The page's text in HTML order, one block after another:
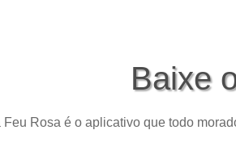
Baixe
Feu Rosa é o aplicativo que todo